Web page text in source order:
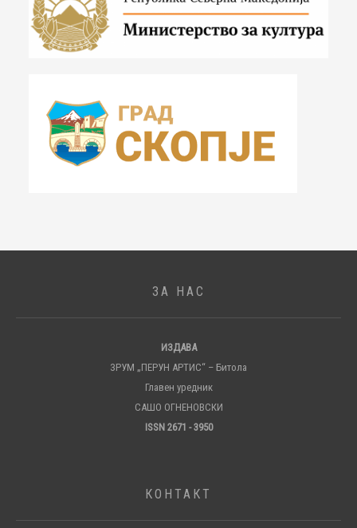
ЗА НАС
ИЗДАВА
ЗРУМ „ПЕРУН АРТИС“ – Битола
Главен уредник
САШО ОГНЕНОВСКИ
ISSN 2671 - 3950
КОНТАКТ